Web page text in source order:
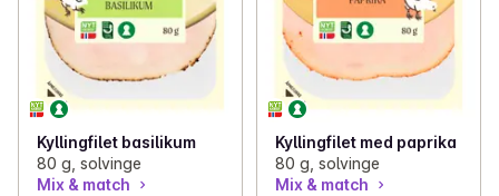
Kyllingfilet basilikum
80 g, solvinge
Mix & match
Kyllingfilet med paprika
80 g, solvinge
Mix & match